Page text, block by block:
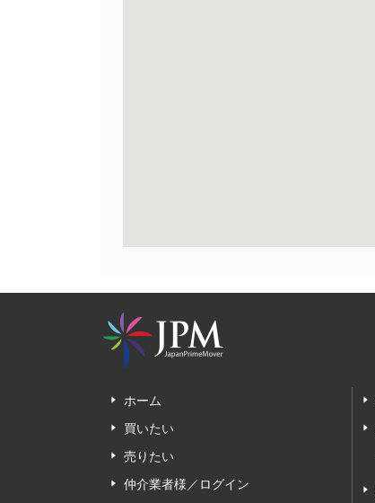
ホーム
買いたい
売りたい
仲介業者様／ログイン